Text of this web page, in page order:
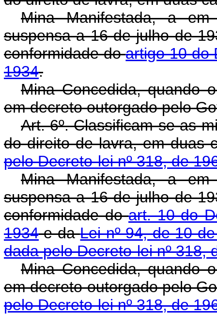
Mina Manifestada, a em
suspensa a 16 de julho de
conformidade doartigo 10 do
1934.
Mina Concedida, quando
em decreto outorgado pelo
Art. 6º. Classificam-se as
do direito de lavra, em
pelo Decreto-lei nº 318, de
Mina Manifestada, a em
suspensa a 16 de julho de
conformidade doart. 10 do
1934e daLei nº 94, de 10
dada pelo Decreto-lei nº 318,
Mina Concedida, quando
em decreto outorgado
pelo Decreto-lei nº 318, de